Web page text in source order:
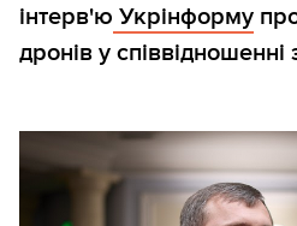
інтерв'ю Укрінформу
дронів у